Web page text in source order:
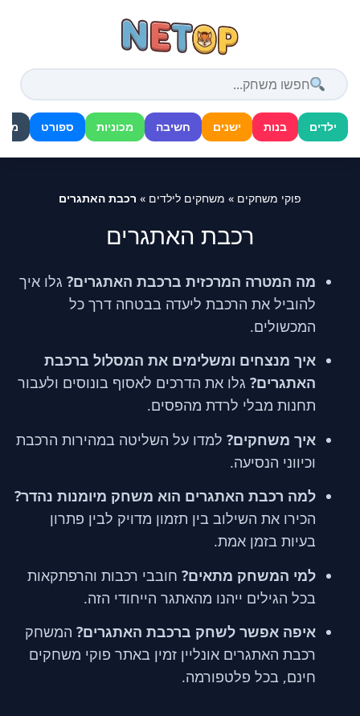
ילדים בנות ישנים חשיבה מכוניות ספורט
פוקי משחקים » משחקים לילדים » רכבת האתגרים
רכבת האתגרים
מה המטרה המרכזית ברכבת האתגרים? גלו איך
להוביל את הרכבת ליעדה בבטחה דרך כל
המכשולים.
איך מנצחים ומשלימים את המסלול ברכבת
האתגרים? גלו את הדרכים לאסוף בונוסים ולעבור
תחנות מבלי לרדת מהפסים.
איך משחקים? למדו על השליטה במהירות הרכבת
וכיווני הנסיעה.
למה רכבת האתגרים הוא משחק מיומנות נהדר?
הכירו את השילוב בין תזמון מדויק לבין פתרון
בעיות בזמן אמת.
למי המשחק מתאים? חובבי רכבות והרפתקאות
בכל הגילים ייהנו מהאתגר הייחודי הזה.
איפה אפשר לשחק ברכבת האתגרים? המשחק
רכבת האתגרים אונליין זמין באתר פוקי משחקים
חינם, בכל פלטפורמה.